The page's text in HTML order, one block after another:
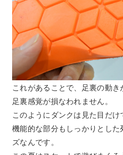
これがあることで、足裏の動き
足裏感覚が損なわれません。
このようにダンクは見た目だけ
機能的な部分もしっかりとし
ズなんです。